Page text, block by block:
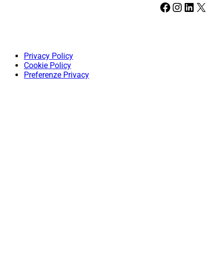
Facebook Instagram LinkedIn X
Privacy Policy
Cookie Policy
Preferenze Privacy